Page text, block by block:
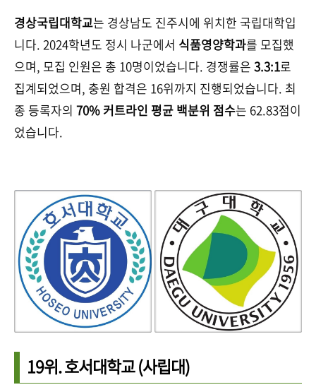
경상국립대학교는 경상남도 진주시에 위치한 국립대학입
니다. 2024학년도 정시 나군에서 식품영양학과를 모집했
으며, 모집 인원은 총 10명이었습니다. 경쟁률은 3.3:1로
집계되었으며, 충원 합격은 16위까지 진행되었습니다. 최
종 등록자의 70% 커트라인 평균 백분위 점수는 62.83점이
었습니다.
19위.호서대학교(사립대)